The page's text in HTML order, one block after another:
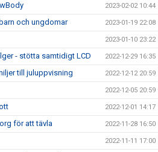
2023-02-02 10:44
och ungdomar 2023-01-19 22:08
2023-01-10 23:22
- stötta samtidigt LCD 2022-12-29 16:35
till juluppvisning 2022-12-12 20:59
2022-12-05 20:59
2022-12-01 14:17
för att tävla 2022-11-28 16:50
2022-11-11 17:00